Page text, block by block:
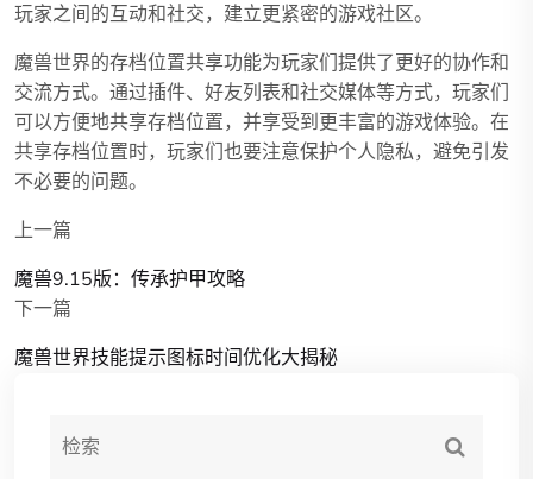
玩家之间的互动和社交，建立更紧密的游戏社区。
魔兽世界的存档位置共享功能为玩家们提供了更好的协作和
交流方式。通过插件、好友列表和社交媒体等方式，玩家们
可以方便地共享存档位置，并享受到更丰富的游戏体验。在
共享存档位置时，玩家们也要注意保护个人隐私，避免引发
不必要的问题。
上一篇
魔兽9.15版：传承护甲攻略
下一篇
魔兽世界技能提示图标时间优化大揭秘